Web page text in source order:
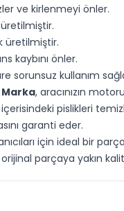
ve kirlenmeyi önler.
üretilmiştir.
kaybını önler.
sorunsuz kullanım
Marka, aracınızın
pislikleri
garanti eder.
için ideal bir
orijinal parçaya yakın